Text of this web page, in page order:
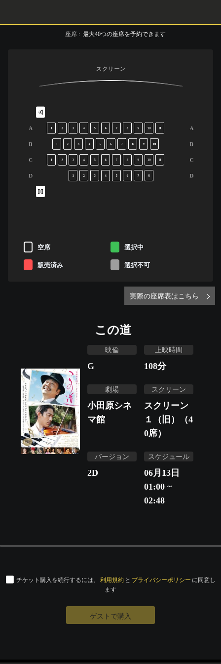
座席 : 最大40つの座席を予約できます
スクリーン
A
B
C
D
A
B
C
D
1 2 3 4 5 6 7 8 9 10 11
1 2 3 4 5 6 7 8 9 10
1 2 3 4 5 6 7 8 9 10 11
1 2 3 4 5 6 7 8
空席 選択中
販売済み 選択不可
実際の座席表はこちら
この道
映倫
G
上映時間
108分
劇場
小田原シネ
マ館
スクリーン
スクリーン
１（旧）（4
0席）
バージョン
2D
スケジュール
06月13日
01:00 ~
02:48
チケット購入を続行するには、 利用規約 と プライバシーポリシー に同意し
ます
ゲストで購入